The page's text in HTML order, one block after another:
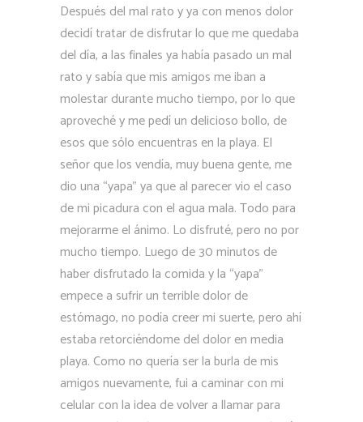
Después del mal rato y ya con menos dolor
decidí tratar de disfrutar lo que me quedaba
del día, a las finales ya había pasado un mal
rato y sabía que mis amigos me iban a
molestar durante mucho tiempo, por lo que
aproveché y me pedí un delicioso bollo, de
esos que sólo encuentras en la playa. El
señor que los vendía, muy buena gente, me
dio una “yapa” ya que al parecer vio el caso
de mi picadura con el agua mala. Todo para
mejorarme el ánimo. Lo disfruté, pero no por
mucho tiempo. Luego de 30 minutos de
haber disfrutado la comida y la “yapa”
empece a sufrir un terrible dolor de
estómago, no podía creer mi suerte, pero ahí
estaba retorciéndome del dolor en media
playa. Como no quería ser la burla de mis
amigos nuevamente, fui a caminar con mi
celular con la idea de volver a llamar para